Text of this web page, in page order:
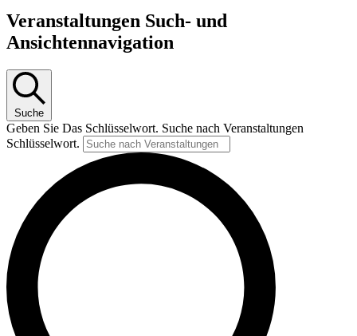
Veranstaltungen Such- und
Ansichtennavigation
Suche
Geben Sie Das Schlüsselwort. Suche nach Veranstaltungen
Schlüsselwort.